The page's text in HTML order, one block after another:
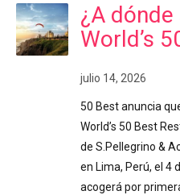
¿A dónde
World’s
julio 14, 2026
50 Best anuncia
World’s 50 Best
de S.Pellegrino &
en Lima, Perú, el 4
acogerá por